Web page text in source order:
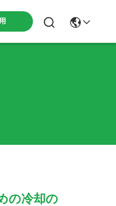
の冷却の